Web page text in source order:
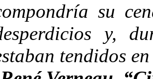
su
y,
tendidos